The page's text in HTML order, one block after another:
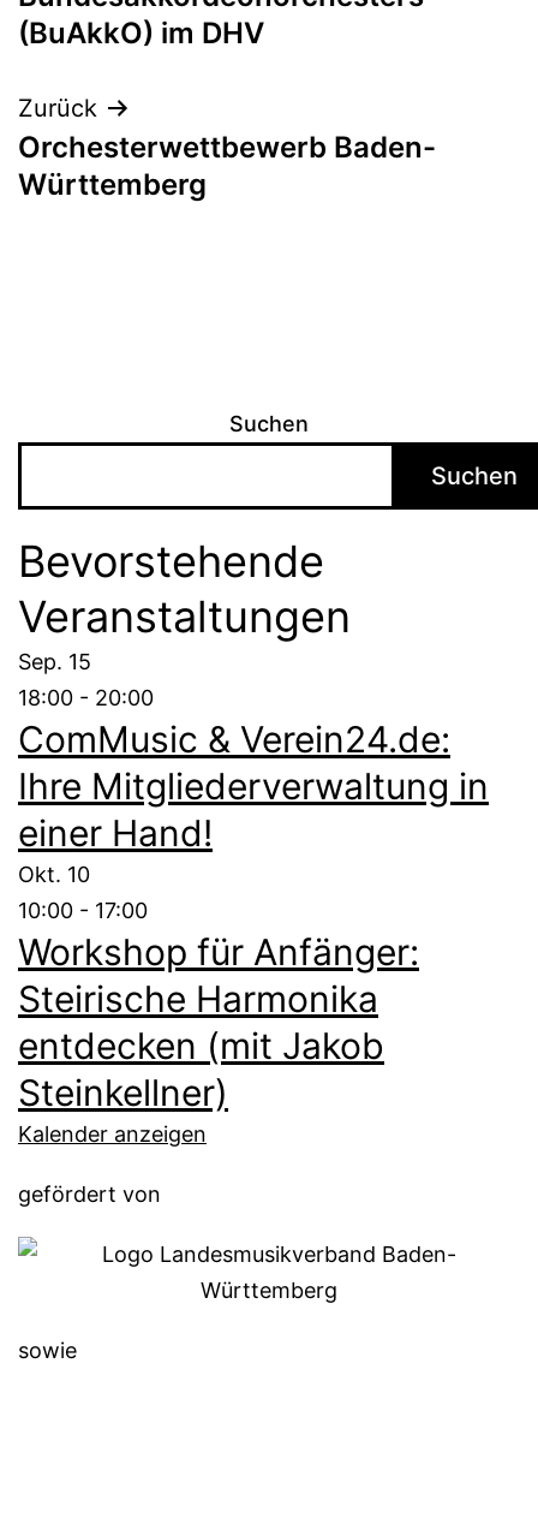
(BuAkkO) im DHV
Zurück
Orchesterwettbewerb Baden-
Württemberg
Suchen
Suchen
Bevorstehende
Veranstaltungen
Sep. 15
18:00 - 20:00
ComMusic & Verein24.de:
Ihre Mitgliederverwaltung in
einer Hand!
Okt. 10
10:00 - 17:00
Workshop für Anfänger:
Steirische Harmonika
entdecken (mit Jakob
Steinkellner)
Kalender anzeigen
gefördert von
sowie